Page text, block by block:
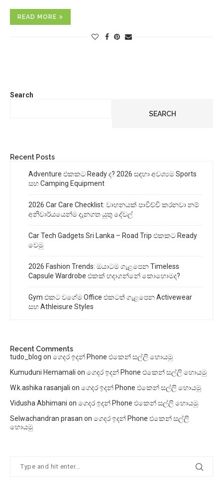
READ MORE
Search
SEARCH
Recent Posts
Adventure එකකට Ready ද? 2026 සඳහා අවශ්‍යම Sports
සහ Camping Equipment
2026 Car Care Checklist: වාහනයක් පාවිච්චි කරනවා නම්
අනිවාර්යයෙන්ම දැනගත යුතු දේවල්
Car Tech Gadgets Sri Lanka – Road Trip එකකට Ready
වෙමු
2026 Fashion Trends: ඔයාටම ගැළපෙන Timeless
Capsule Wardrobe එකක් හදාගන්නේ කොහොමද?
Gym එකට වගේම Office එකටත් ගැළපෙන Activewear
සහ Athleisure Styles
Recent Comments
tudo_blog on ගෙදර ඉදන් Phone එකෙන් සල්ලි හොයමු
Kumuduni Hemamali on ගෙදර ඉදන් Phone එකෙන් සල්ලි හොයමු
W.k.ashika rasanjali on ගෙදර ඉදන් Phone එකෙන් සල්ලි හොයමු
Vidusha Abhimani on ගෙදර ඉදන් Phone එකෙන් සල්ලි හොයමු
Selwachandran prasan on ගෙදර ඉදන් Phone එකෙන් සල්ලි
හොයමු